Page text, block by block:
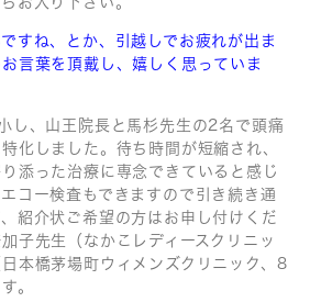
すね、とか、引越しでお疲れが出ま
言葉を頂戴し、嬉しく思っていま
し、山王院長と馬杉先生の2名で頭痛
化しました。待ち時間が短縮され、
添った治療に専念できていると感じ
コー検査もできますので引き続き通
紹介状ご希望の方はお申し付けくだ
子先生（なかこレディースクリニッ
本橋茅場町ウィメンズクリニック、8
。